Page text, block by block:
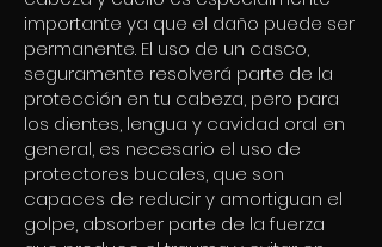
importante ya que el daño puede ser
permanente. El uso de un casco,
seguramente resolverá parte de la
protección en tu cabeza, pero para
los dientes, lengua y cavidad oral en
general, es necesario el uso de
protectores bucales, que son
capaces de reducir y amortiguan el
golpe, absorber parte de la fuerza